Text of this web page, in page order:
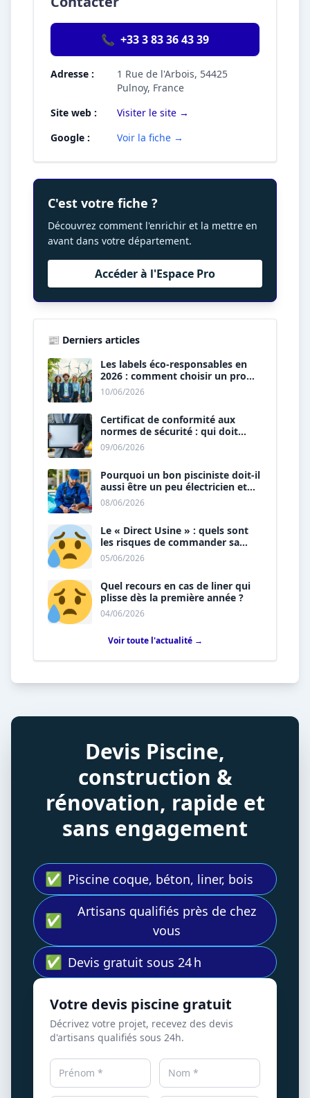
📞 +33 3 83 36 43 39
Adresse :
1 Rue de l'Arbois, 54425
Pulnoy, France
Site web :
Visiter le site →
Google :
Voir la fiche →
C'est votre fiche ?
Découvrez comment l'enrichir et la mettre en
avant dans votre département.
Accéder à l'Espace Pro
📰 Derniers articles
Les labels éco-responsables en
2026 : comment choisir un pro
« vert » ?
10/06/2026
Certificat de conformité aux
normes de sécurité : qui doit
vous le délivrer ?
09/06/2026
Pourquoi un bon pisciniste doit-il
aussi être un peu électricien et
plombier ?
08/06/2026
Le « Direct Usine » : quels sont
les risques de commander sa
piscine sans installateur ?
05/06/2026
Quel recours en cas de liner qui
plisse dès la première année ?
04/06/2026
Voir toute l'actualité →
Devis Piscine,
construction &
rénovation, rapide et
sans engagement
✅ Piscine coque, béton, liner, bois
✅
Artisans qualifiés près de chez
vous
✅ Devis gratuit sous 24 h
Votre devis piscine gratuit
Décrivez votre projet, recevez des devis
d'artisans qualifiés sous 24h.